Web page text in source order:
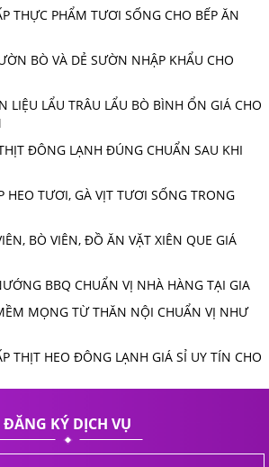
THỰC PHẨM TƯƠI SỐNG CHO BẾP ĂN
BÒ VÀ DẺ SƯỜN NHẬP KHẨU CHO
LIỆU LẨU TRÂU LẨU BÒ BÌNH ỔN GIÁ CHO
ĐÔNG LẠNH ĐÚNG CHUẨN SAU KHI
HEO TƯƠI, GÀ VỊT TƯƠI SỐNG TRONG
BÒ VIÊN, ĐỒ ĂN VẶT XIÊN QUE GIÁ
BBQ CHUẨN VỊ NHÀ HÀNG TẠI GIA
MỌNG TỪ THĂN NỘI CHUẨN VỊ NHƯ
THỊT HEO ĐÔNG LẠNH GIÁ SỈ UY TÍN CHO
ĐĂNG KÝ DỊCH VỤ